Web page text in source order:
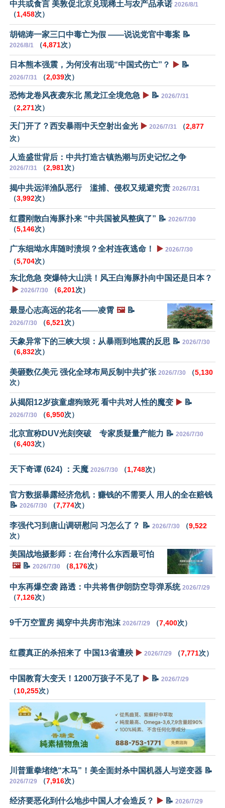
中共或食言 美敦促北京兑现稀土与农产品承诺 2026/8/1
（1,458次）
胡锦涛一家三口中毒亡为假 ——说说党官中毒案 📝
2026/8/1 （4,871次）
日本熊本强震，为何没有出现“中国式伤亡”？ ▶️ 📝
2026/7/31 （2,039次）
恐怖龙卷风夜袭东北 黑龙江全境危急 ▶️ 📝 2026/7/31
（2,271次）
天门开了？西安暴雨中天空射出金光 ▶️ 2026/7/31 （2,877
次）
人造盛世背后：中共打造古镇热潮与历史记忆之争
2026/7/31 （2,981次）
揭中共远洋渔队恶行 滥捕、侵权又规避究责 2026/7/31
（3,992次）
红霞刚散白海豚扑来 “中共国被风整疯了” 📝 2026/7/30
（5,146次）
广东细坳水库随时溃坝？全村连夜逃命！ ▶️ 2026/7/30
（5,704次）
东北危急 突爆特大山洪！风王白海豚扑向中国还是日本？
▶️ 2026/7/30 （6,201次）
最显心志高远的花名——凌霄 🖼️📝
2026/7/30 （6,521次）
天象异常下的三峡大坝：从暴雨到地震的反思 📝 2026/7/30
（6,832次）
美砸数亿美元 强化全球布局反制中共扩张 2026/7/30 （5,130
次）
从揭阳12岁孩童虐狗致死 看中共对人性的魔变 ▶️ 📝
2026/7/30 （6,950次）
北京宣称DUV光刻突破 专家质疑量产能力 📝 2026/7/30
（6,403次）
天下奇谭 (624) ：天魔 2026/7/30 （1,748次）
官方数据暴露经济危机：赚钱的不需要人 用人的全在赔钱
📝 2026/7/30 （7,774次）
李强代习到唐山调研慰问 习怎么了？ 📝 2026/7/30 （9,522
次）
美国战地摄影师：在台湾什么东西最可怕
🖼️📝 2026/7/30 （8,176次）
中东再爆空袭 路透：中共将售伊朗防空导弹系统 2026/7/29
（7,126次）
9千万空置房 揭穿中共房市泡沫 2026/7/29 （7,400次）
红霞真正的杀招来了 中国13省遭殃 ▶️ 2026/7/29 （7,771次）
中国教育大变天！1200万孩子不见了 ▶️ 📝 2026/7/29
（10,255次）
川普重拳堵绝“木马”！美全面封杀中国机器人与逆变器 📝
2026/7/29 （7,916次）
经济要恶化到什么地步中国人才会造反？ ▶️ 📝 2026/7/29